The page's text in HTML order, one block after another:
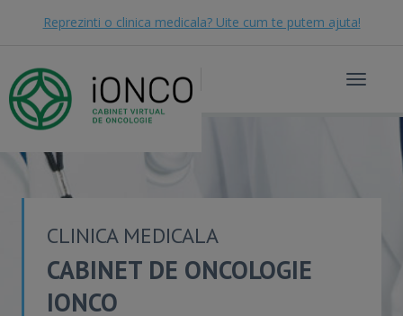
Reprezinti o clinica medicala? Uite cum te putem ajuta!
Toggle
CLINICA MEDICALA
CABINET DE ONCOLOGIE
IONCO